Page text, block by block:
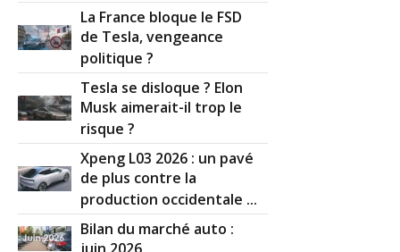
La France bloque le FSD
de Tesla, vengeance
politique ?
Tesla se disloque ? Elon
Musk aimerait-il trop le
risque ?
Xpeng L03 2026 : un pavé
de plus contre la
production occidentale ...
Bilan du marché auto :